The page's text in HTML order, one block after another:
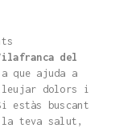
del
que ajuda a
dolors i
buscant
la teva salut,